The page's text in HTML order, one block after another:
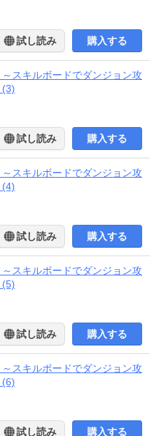
試し読み 購入する
スキルボードでダンジョン攻
(3)
試し読み 購入する
スキルボードでダンジョン攻
(4)
試し読み 購入する
スキルボードでダンジョン攻
(5)
試し読み 購入する
スキルボードでダンジョン攻
(6)
試し読み 購入する